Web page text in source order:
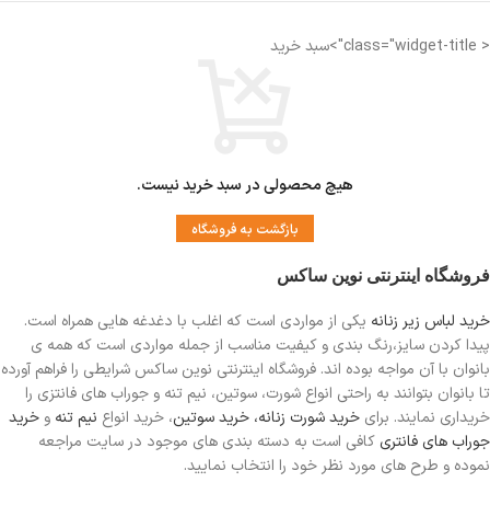
< class="widget-title">سبد خرید
هیچ محصولی در سبد خرید نیست.
بازگشت به فروشگاه
فروشگاه اینترنتی نوین ساکس
خرید لباس زیر زنانه یکی از مواردی است که اغلب با دغدغه هایی همراه است.
پیدا کردن سایز،رنگ بندی و کیفیت مناسب از جمله مواردی است که همه ی
بانوان با آن مواجه بوده اند. فروشگاه اینترنتی نوین ساکس شرایطی را فراهم آورده
تا بانوان بتوانند به راحتی انواع شورت، سوتین، نیم تنه و جوراب های فانتزی را
خریداری نمایند. برای خرید شورت زنانه، خرید سوتین، خرید انواع نیم تنه و خرید
جوراب های فانتری کافی است به دسته بندی های موجود در سایت مراجعه
نموده و طرح های مورد نظر خود را انتخاب نمایید.